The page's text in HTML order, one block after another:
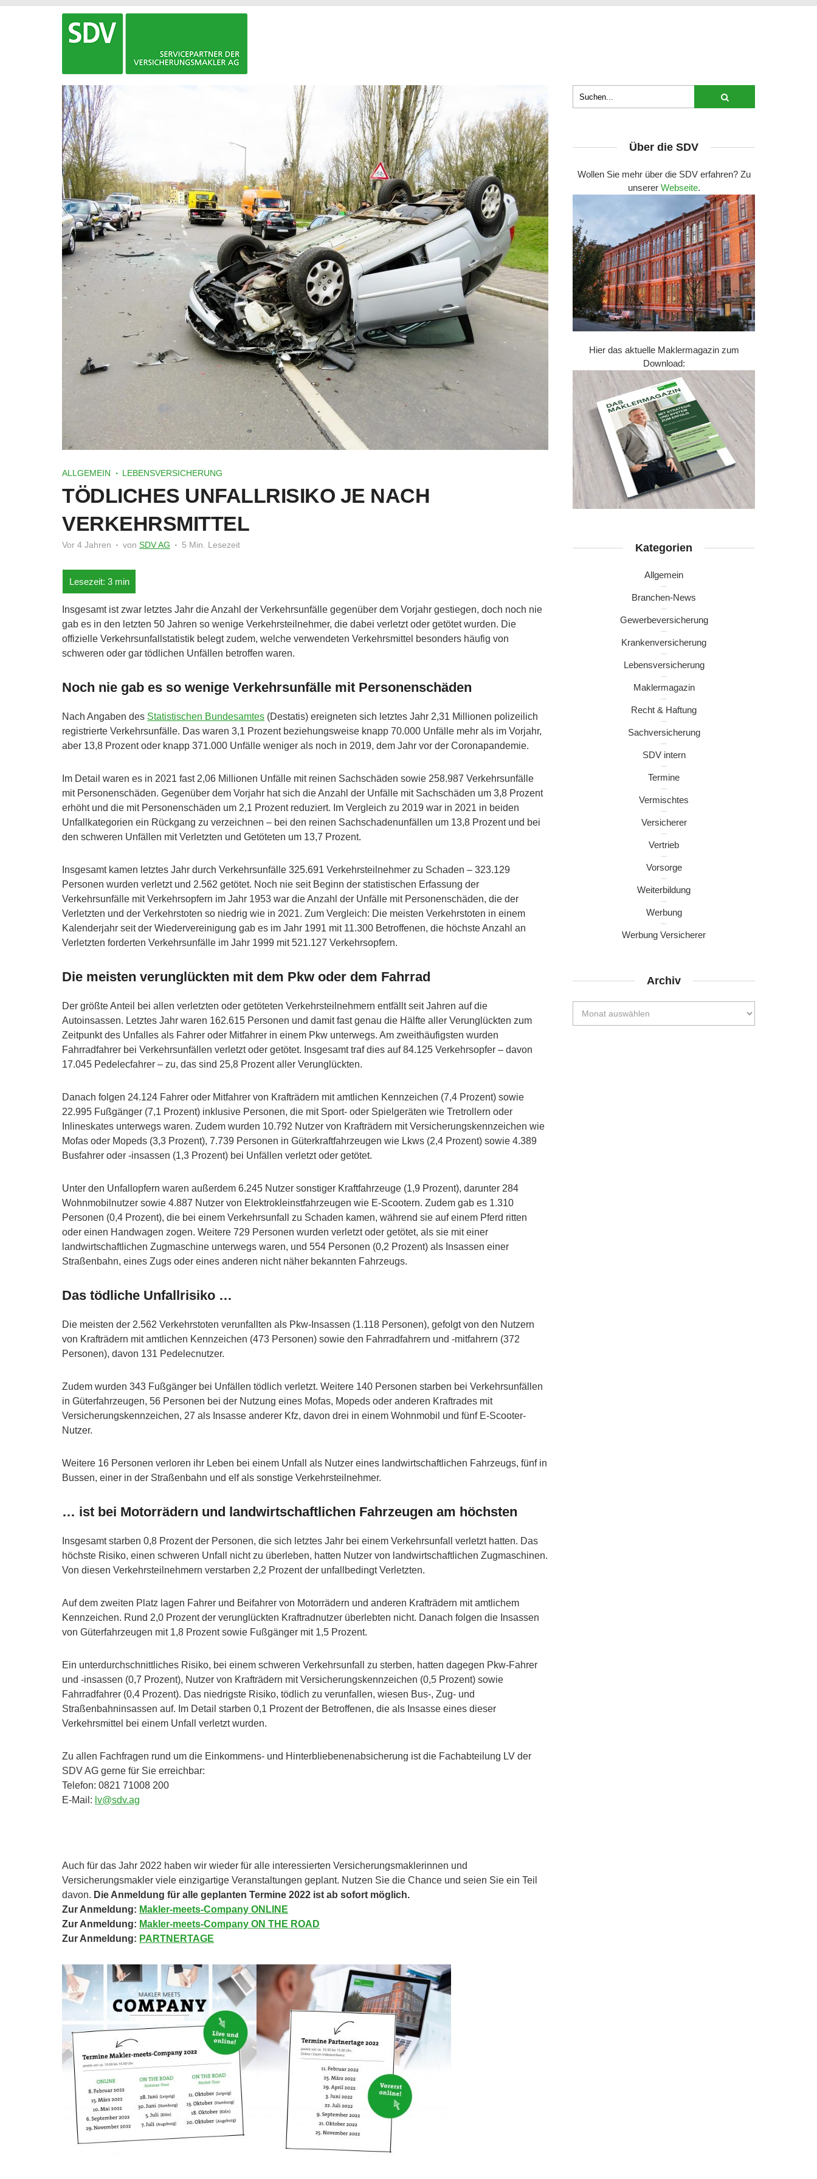
ALLGEMEIN LEBENSVERSICHERUNG
TÖDLICHES UNFALLRISIKO JE NACH
VERKEHRSMITTEL
Vor 4 Jahren von SDV AG 5 Min. Lesezeit
Insgesamt ist zwar letztes Jahr die Anzahl der Verkehrsunfälle gegenüber dem Vorjahr gestiegen, doch noch nie
gab es in den letzten 50 Jahren so wenige Verkehrsteilnehmer, die dabei verletzt oder getötet wurden. Die
offizielle Verkehrsunfallstatistik belegt zudem, welche verwendeten Verkehrsmittel besonders häufig von
schweren oder gar tödlichen Unfällen betroffen waren.
Noch nie gab es so wenige Verkehrsunfälle mit Personenschäden
Nach Angaben des Statistischen Bundesamtes (Destatis) ereigneten sich letztes Jahr 2,31 Millionen polizeilich
registrierte Verkehrsunfälle. Das waren 3,1 Prozent beziehungsweise knapp 70.000 Unfälle mehr als im Vorjahr,
aber 13,8 Prozent oder knapp 371.000 Unfälle weniger als noch in 2019, dem Jahr vor der Coronapandemie.
Im Detail waren es in 2021 fast 2,06 Millionen Unfälle mit reinen Sachschäden sowie 258.987 Verkehrsunfälle
mit Personenschäden. Gegenüber dem Vorjahr hat sich die Anzahl der Unfälle mit Sachschäden um 3,8 Prozent
erhöht und die mit Personenschäden um 2,1 Prozent reduziert. Im Vergleich zu 2019 war in 2021 in beiden
Unfallkategorien ein Rückgang zu verzeichnen – bei den reinen Sachschadenunfällen um 13,8 Prozent und bei
den schweren Unfällen mit Verletzten und Getöteten um 13,7 Prozent.
Insgesamt kamen letztes Jahr durch Verkehrsunfälle 325.691 Verkehrsteilnehmer zu Schaden – 323.129
Personen wurden verletzt und 2.562 getötet. Noch nie seit Beginn der statistischen Erfassung der
Verkehrsunfälle mit Verkehrsopfern im Jahr 1953 war die Anzahl der Unfälle mit Personenschäden, die der
Verletzten und der Verkehrstoten so niedrig wie in 2021. Zum Vergleich: Die meisten Verkehrstoten in einem
Kalenderjahr seit der Wiedervereinigung gab es im Jahr 1991 mit 11.300 Betroffenen, die höchste Anzahl an
Verletzten forderten Verkehrsunfälle im Jahr 1999 mit 521.127 Verkehrsopfern.
Die meisten verunglückten mit dem Pkw oder dem Fahrrad
Der größte Anteil bei allen verletzten oder getöteten Verkehrsteilnehmern entfällt seit Jahren auf die
Autoinsassen. Letztes Jahr waren 162.615 Personen und damit fast genau die Hälfte aller Verunglückten zum
Zeitpunkt des Unfalles als Fahrer oder Mitfahrer in einem Pkw unterwegs. Am zweithäufigsten wurden
Fahrradfahrer bei Verkehrsunfällen verletzt oder getötet. Insgesamt traf dies auf 84.125 Verkehrsopfer – davon
17.045 Pedelecfahrer – zu, das sind 25,8 Prozent aller Verunglückten.
Danach folgen 24.124 Fahrer oder Mitfahrer von Krafträdern mit amtlichen Kennzeichen (7,4 Prozent) sowie
22.995 Fußgänger (7,1 Prozent) inklusive Personen, die mit Sport- oder Spielgeräten wie Tretrollern oder
Inlineskates unterwegs waren. Zudem wurden 10.792 Nutzer von Krafträdern mit Versicherungskennzeichen wie
Mofas oder Mopeds (3,3 Prozent), 7.739 Personen in Güterkraftfahrzeugen wie Lkws (2,4 Prozent) sowie 4.389
Busfahrer oder -insassen (1,3 Prozent) bei Unfällen verletzt oder getötet.
Unter den Unfallopfern waren außerdem 6.245 Nutzer sonstiger Kraftfahrzeuge (1,9 Prozent), darunter 284
Wohnmobilnutzer sowie 4.887 Nutzer von Elektrokleinstfahrzeugen wie E-Scootern. Zudem gab es 1.310
Personen (0,4 Prozent), die bei einem Verkehrsunfall zu Schaden kamen, während sie auf einem Pferd ritten
oder einen Handwagen zogen. Weitere 729 Personen wurden verletzt oder getötet, als sie mit einer
landwirtschaftlichen Zugmaschine unterwegs waren, und 554 Personen (0,2 Prozent) als Insassen einer
Straßenbahn, eines Zugs oder eines anderen nicht näher bekannten Fahrzeugs.
Das tödliche Unfallrisiko …
Die meisten der 2.562 Verkehrstoten verunfallten als Pkw-Insassen (1.118 Personen), gefolgt von den Nutzern
von Krafträdern mit amtlichen Kennzeichen (473 Personen) sowie den Fahrradfahrern und -mitfahrern (372
Personen), davon 131 Pedelecnutzer.
Zudem wurden 343 Fußgänger bei Unfällen tödlich verletzt. Weitere 140 Personen starben bei Verkehrsunfällen
in Güterfahrzeugen, 56 Personen bei der Nutzung eines Mofas, Mopeds oder anderen Kraftrades mit
Versicherungskennzeichen, 27 als Insasse anderer Kfz, davon drei in einem Wohnmobil und fünf E-Scooter-
Nutzer.
Weitere 16 Personen verloren ihr Leben bei einem Unfall als Nutzer eines landwirtschaftlichen Fahrzeugs, fünf in
Bussen, einer in der Straßenbahn und elf als sonstige Verkehrsteilnehmer.
… ist bei Motorrädern und landwirtschaftlichen Fahrzeugen am höchsten
Insgesamt starben 0,8 Prozent der Personen, die sich letztes Jahr bei einem Verkehrsunfall verletzt hatten. Das
höchste Risiko, einen schweren Unfall nicht zu überleben, hatten Nutzer von landwirtschaftlichen Zugmaschinen.
Von diesen Verkehrsteilnehmern verstarben 2,2 Prozent der unfallbedingt Verletzten.
Auf dem zweiten Platz lagen Fahrer und Beifahrer von Motorrädern und anderen Krafträdern mit amtlichem
Kennzeichen. Rund 2,0 Prozent der verunglückten Kraftradnutzer überlebten nicht. Danach folgen die Insassen
von Güterfahrzeugen mit 1,8 Prozent sowie Fußgänger mit 1,5 Prozent.
Ein unterdurchschnittliches Risiko, bei einem schweren Verkehrsunfall zu sterben, hatten dagegen Pkw-Fahrer
und -insassen (0,7 Prozent), Nutzer von Krafträdern mit Versicherungskennzeichen (0,5 Prozent) sowie
Fahrradfahrer (0,4 Prozent). Das niedrigste Risiko, tödlich zu verunfallen, wiesen Bus-, Zug- und
Straßenbahninsassen auf. Im Detail starben 0,1 Prozent der Betroffenen, die als Insasse eines dieser
Verkehrsmittel bei einem Unfall verletzt wurden.
Zu allen Fachfragen rund um die Einkommens- und Hinterbliebenenabsicherung ist die Fachabteilung LV der
SDV AG gerne für Sie erreichbar:
Telefon: 0821 71008 200
E-Mail: lv@sdv.ag
Auch für das Jahr 2022 haben wir wieder für alle interessierten Versicherungsmaklerinnen und
Versicherungsmakler viele einzigartige Veranstaltungen geplant. Nutzen Sie die Chance und seien Sie ein Teil
davon. Die Anmeldung für alle geplanten Termine 2022 ist ab sofort möglich.
Zur Anmeldung: Makler-meets-Company ONLINE
Zur Anmeldung: Makler-meets-Company ON THE ROAD
Zur Anmeldung: PARTNERTAGE
Über die SDV
Wollen Sie mehr über die SDV erfahren? Zu
unserer Webseite.
Hier das aktuelle Maklermagazin zum
Download:
Kategorien
Allgemein
Branchen-News
Gewerbeversicherung
Krankenversicherung
Lebensversicherung
Maklermagazin
Recht & Haftung
Sachversicherung
SDV intern
Termine
Vermischtes
Versicherer
Vertrieb
Vorsorge
Weiterbildung
Werbung
Werbung Versicherer
Archiv